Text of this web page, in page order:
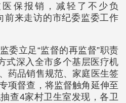
保报销，减轻了不少负
前来走访的市纪委监委工作
委立足“监督的再监督”职责
式深入全市多个基层医疗机
药品销售规范、家庭医生签
项督查，将监督触角延伸至
查4家村卫生室发现，各卫